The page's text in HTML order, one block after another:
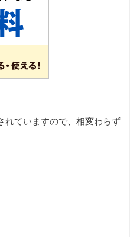
れていますので、相変わらず